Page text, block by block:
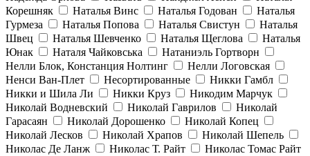
Корешняк
Наталья Винс Наталья Годован
Наталья
Гурмеза
Наталья Попова Наталья Свистун
Наталья
Швец
Наталья Шевченко Наталья Щеглова
Наталья
Юнак
Наталя Чайковська
Натаниэль Гортворн
Нелли Блок, Констанция Нолтинг
Нелли Логовская
Ненси Ван-Плет
Несортированные
Никки Гамбл
Никки и Шила Ли
Никки Круз
Никодим Марчук
Николай Водневский
Николай Гаврилов
Николай
Гарасаян
Николай Дорошенко
Николай Копец
Николай Лесков
Николай Храпов
Николай Шепель
Николас Де Ланж
Николас Т. Райт
Николас Томас Райт